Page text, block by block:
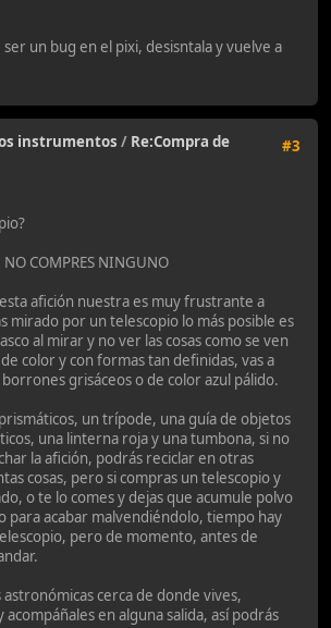
un bug en el pixi, desisntala y vuelve a
#3
instrumentos / Re:Compra de
COMPRES NINGUNO
afición nuestra es muy frustrante a
mirado por un telescopio lo más posible es
al mirar y no ver las cosas como se ven
color y con formas tan definidas, vas a
grisáceos o de color azul pálido.
un trípode, una guía de objetos
una linterna roja y una tumbona, si no
la afición, podrás reciclar en otras
cosas, pero si compras un telescopio y
o te lo comes y dejas que acumule polvo
para acabar malvendiéndolo, tiempo hay
pero de momento, antes de
astronómicas cerca de donde vives,
acompáñales en alguna salida, así podrás